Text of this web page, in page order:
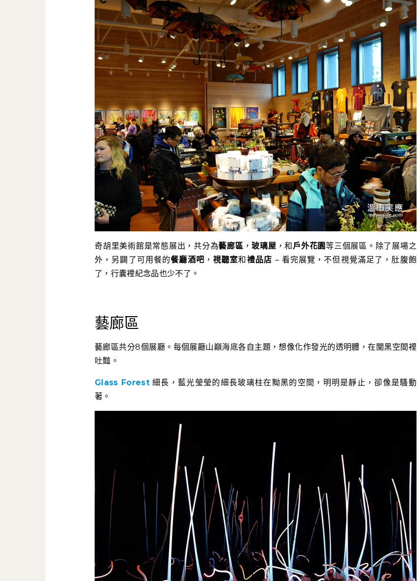
奇胡里美術館是常態展出，共分為藝廊區 ，玻璃屋 ，和戶外花園等三個展區。除了展場之
外，另闢了可用餐的餐廳酒吧 ， 視聽室和禮品店– 看完展覽，不但視覺滿足了，肚腹飽
了，行囊裡紀念品也少不了。
藝廊區
藝廊區共分8個展廳。每個展廳山巔海底各自主題，想像化作發光的透明體，在闃黑空間裡
吐豔。
Glass Forest細長，藍光瑩瑩的細長玻璃柱在黝黑的空間，明明是靜止，卻像是騷動
著。